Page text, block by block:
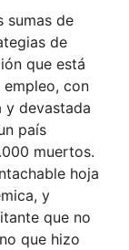
sumas de
de
que está
empleo, con
y devastada
país
muertos.
hoja
y
que no
que hizo